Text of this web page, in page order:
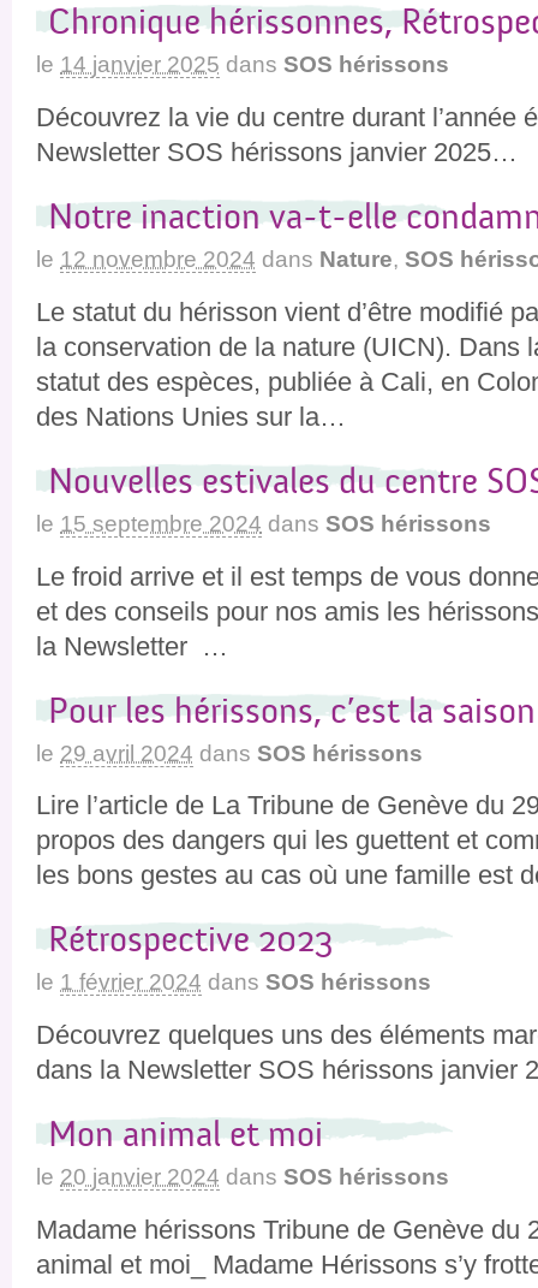
Chronique hérissonnes,
le 14 janvier 2025 dans SOS hérissons
Découvrez la vie du centre durant l’année
Newsletter SOS hérissons janvier 2025…
Notre inaction va-t-elle
le 12 novembre 2024 dans Nature, SOS
Le statut du hérisson vient d’être modifié
la conservation de la nature (UICN). Dans
statut des espèces, publiée à Cali, en
des Nations Unies sur la…
Nouvelles estivales du centre
le 15 septembre 2024 dans SOS hérissons
Le froid arrive et il est temps de vous
et des conseils pour nos amis les
la Newsletter …
Pour les hérissons, c’est la
le 29 avril 2024 dans SOS hérissons
Lire l’article de La Tribune de Genève du
propos des dangers qui les guettent et
les bons gestes au cas où une famille est
Rétrospective 2023
le 1 février 2024 dans SOS hérissons
Découvrez quelques uns des éléments
dans la Newsletter SOS hérissons janvier
Mon animal et moi
le 20 janvier 2024 dans SOS hérissons
Madame hérissons Tribune de Genève du
animal et moi_ Madame Hérissons s’y